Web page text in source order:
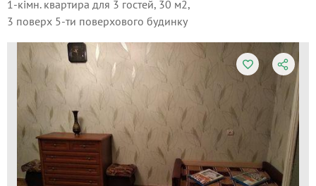
1-кімн. квартира для 3 гостей, 30 м2,
3 поверх 5-ти поверхового будинку